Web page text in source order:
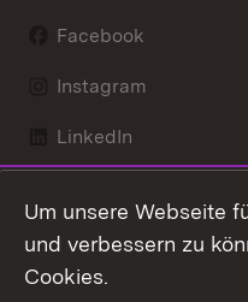
Facebook
Instagram
LinkedIn
X / Twitter
Youtube
Um unsere Webseite
und verbessern zu
Cookies.